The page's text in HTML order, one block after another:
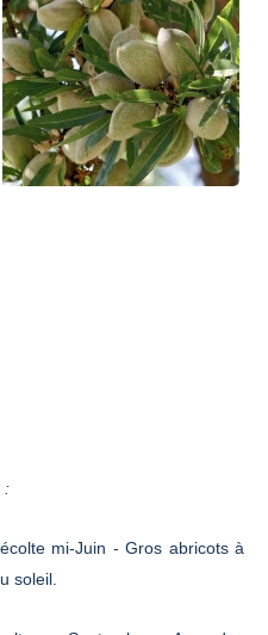
:
mi-Juin - Gros abricots à
soleil.